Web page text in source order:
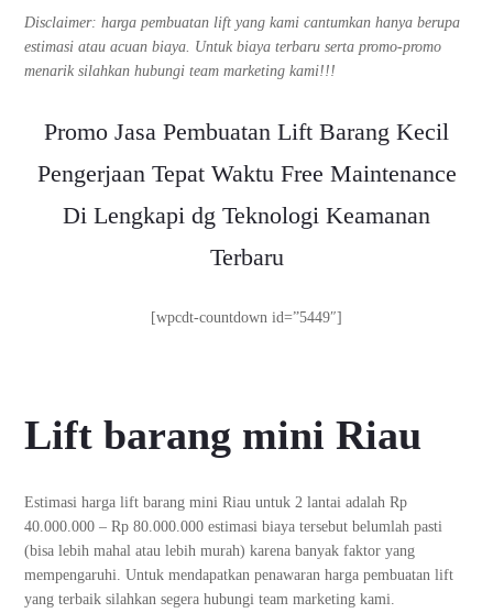
Disclaimer: harga pembuatan lift yang kami cantumkan hanya berupa
estimasi atau acuan biaya. Untuk biaya terbaru serta promo-promo
menarik silahkan hubungi team marketing kami!!!
Promo Jasa Pembuatan Lift Barang Kecil
Pengerjaan Tepat Waktu Free Maintenance
Di Lengkapi dg Teknologi Keamanan
Terbaru
[wpcdt-countdown id=”5449″]
Lift barang mini Riau
Estimasi harga lift barang mini Riau untuk 2 lantai adalah Rp
40.000.000 – Rp 80.000.000 estimasi biaya tersebut belumlah pasti
(bisa lebih mahal atau lebih murah) karena banyak faktor yang
mempengaruhi. Untuk mendapatkan penawaran harga pembuatan lift
yang terbaik silahkan segera hubungi team marketing kami.